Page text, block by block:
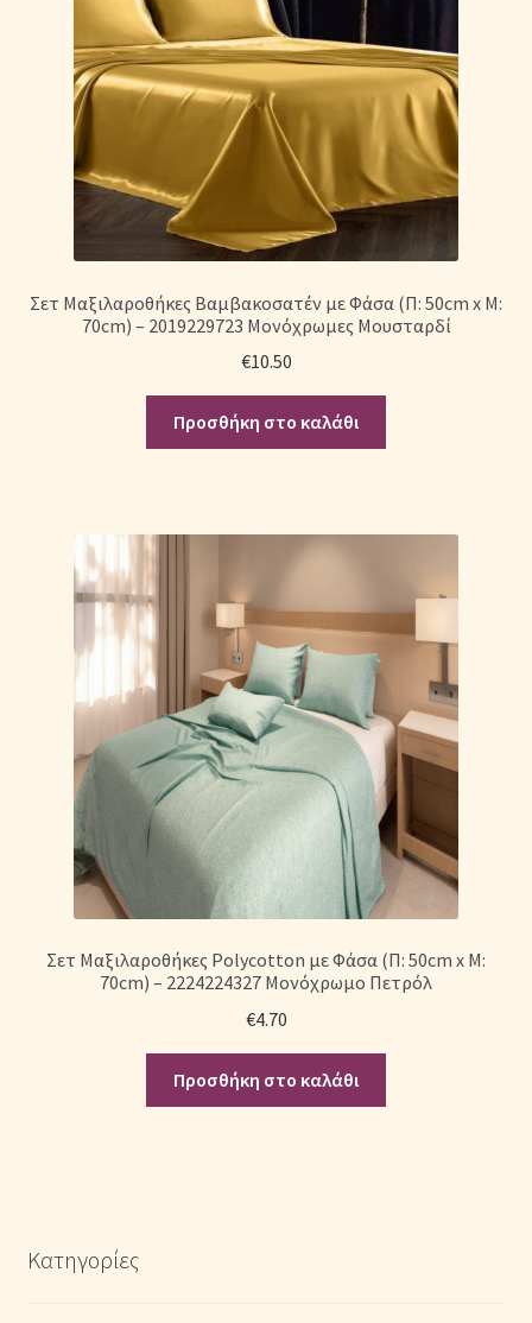
Σετ Μαξιλαροθήκες Βαμβακοσατέν με Φάσα (Π: 50cm x Μ:
70cm) – 2019229723 Μονόχρωμες Μουσταρδί
€10.50
Προσθήκη στο καλάθι
Σετ Μαξιλαροθήκες Polycotton με Φάσα (Π: 50cm x Μ:
70cm) – 2224224327 Μονόχρωμο Πετρόλ
€4.70
Προσθήκη στο καλάθι
Κατηγορίες